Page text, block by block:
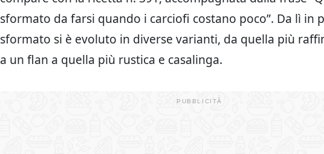
sformato da farsi quando i carciofi costano poco”. Da lì in
sformato si è evoluto in diverse varianti, da quella più
a un flan a quella più rustica e casalinga.